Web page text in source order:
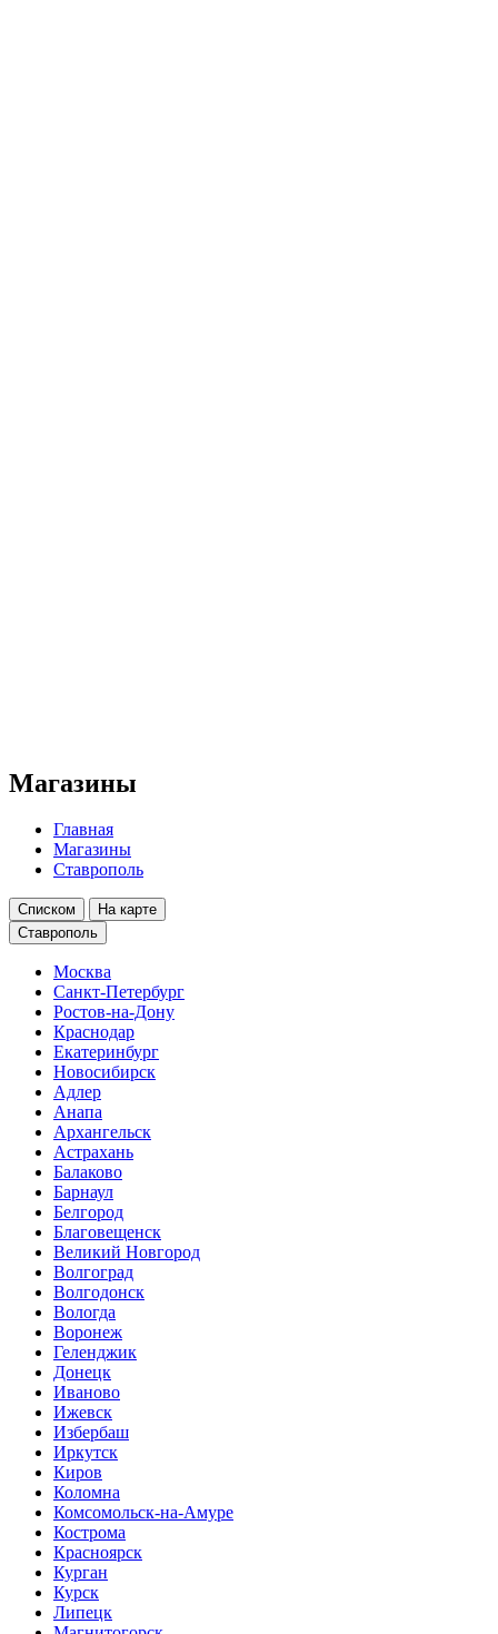
Магазины
Главная
Магазины
Ставрополь
Списком
На карте
Ставрополь
Москва
Санкт-Петербург
Ростов-на-Дону
Краснодар
Екатеринбург
Новосибирск
Адлер
Анапа
Архангельск
Астрахань
Балаково
Барнаул
Белгород
Благовещенск
Великий Новгород
Волгоград
Волгодонск
Вологда
Воронеж
Геленджик
Донецк
Иваново
Ижевск
Избербаш
Иркутск
Киров
Коломна
Комсомольск-на-Амуре
Кострома
Красноярск
Курган
Курск
Липецк